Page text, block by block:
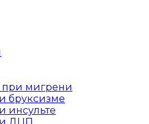
при мигрени
бруксизме
инсульте